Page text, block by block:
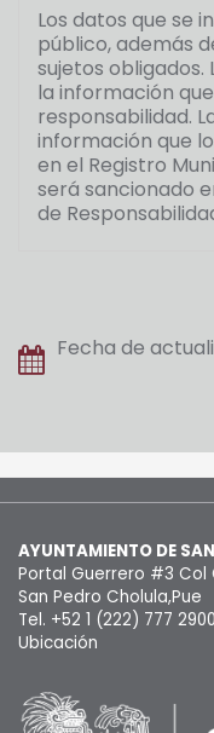
Los datos que se
público, además
sujetos obligados.
la información
responsabilidad.
información que
en el Registro
será sancionado
de
Fecha de
AYUNTAMIENTO DE
Portal Guerrero #3 Col
San Pedro Cholula,Pue
Tel. +52 1 (222) 777 2900
Ubicación